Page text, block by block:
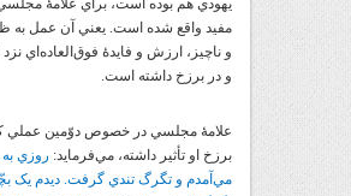
يهودي هم بوده است، براي علامۀ
مفيد واقع شده است. يعني آن عمل به
و ناچيز، ارزش و فايدۀ فوق‌العاده‌اي
و در برزخ داشته است.
علامۀ مجلسي در خصوص دوّمين عملي
برزخ او تأثير داشته، مي‌فرمايد: روزي
مي‌آمدم و تگرگ تندي گرفت. ديدم يک